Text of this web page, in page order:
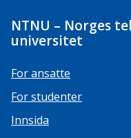
NTNU – Norges
universitet
For ansatte
For studenter
Innsida